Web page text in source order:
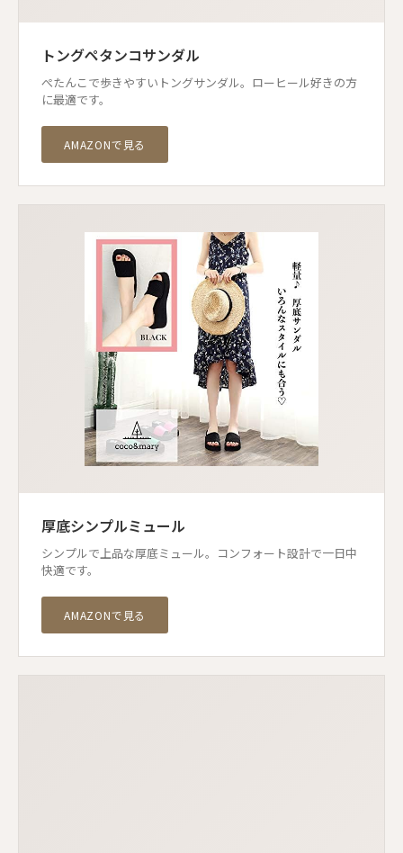
トングペタンコサンダル
ぺたんこで歩きやすいトングサンダル。ローヒール好きの方
に最適です。
AMAZONで見る
厚底シンプルミュール
シンプルで上品な厚底ミュール。コンフォート設計で一日中
快適です。
AMAZONで見る